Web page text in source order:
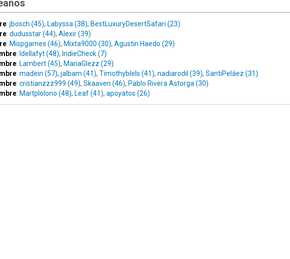
: jbosch (45), Labyssa (38), BestLuxuryDesertSafari (23)
: dudusstar (44), Alexir (39)
: Mispgames (46), Mixta9000 (30), Agustin Haedo (29)
: Idellafyt (48), IndieCheck (7)
: Lambert (45), MariaGlezz (29)
: madein (57), jalbam (41), Timothyblels (41), nadiarodil (39), SantiPeláez (31)
: cristianzzz999 (49), Skaaven (46), Pablo Rivera Astorga (30)
: Martplolono (48), Leaf (41), apoyatos (26)